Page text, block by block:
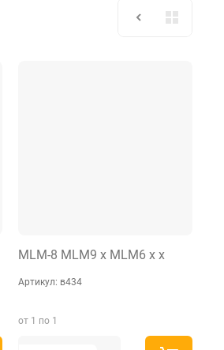
MLM-8 MLM9 x MLM6 x x
Артикул: в434
от 1 по 1